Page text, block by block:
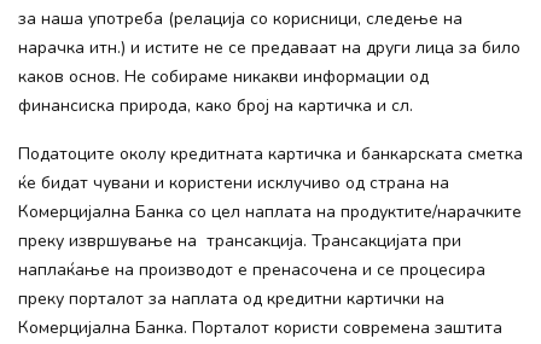
за наша употреба (релација со корисници, следење на
нарачка итн.) и истите не се предаваат на други лица за било
каков основ. Не собираме никакви информации од
финансиска природа, како број на картичка и сл.
Податоците околу кредитната картичка и банкарската сметка
ќе бидат чувани и користени исклучиво од страна на
Комерцијална Банка со цел наплата на продуктите/нарачките
преку извршување на трансакција. Трансакцијата при
наплаќање на производот е пренасочена и се процесира
преку порталот за наплата од кредитни картички на
Комерцијална Банка. Порталот користи современа заштита